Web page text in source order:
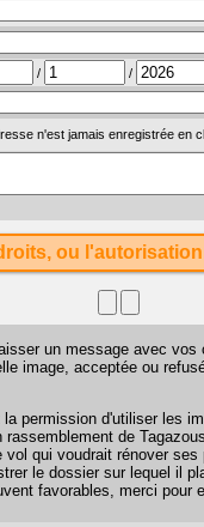
/ /
n'est jamais enregistrée en
ou
un message avec vos
image, acceptée ou
permission d'utiliser les
de
qui voudrait rénover
le dossier sur lequel il
favorables, merci pour